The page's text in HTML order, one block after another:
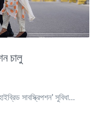
চালু
সাবস্ক্রিপশন' সুবিধা...